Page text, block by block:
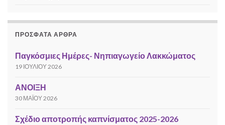
ΠΡΌΣΦΑΤΑ ΆΡΘΡΑ
Παγκόσμιες Ημέρες- Νηπιαγωγείο Λακκώματος
19 ΙΟΥΛΊΟΥ 2026
ΑΝΟΙΞΗ
30 ΜΑΪ́ΟΥ 2026
Σχέδιο αποτροπής καπνίσματος 2025-2026